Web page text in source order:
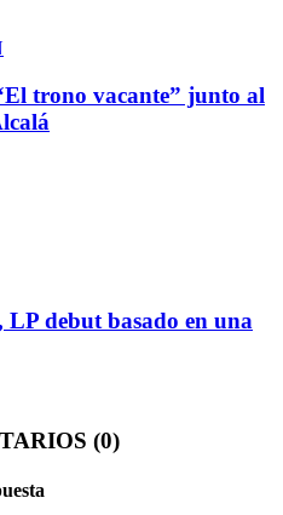
trono vacante” junto al
LP debut basado en una
(0)